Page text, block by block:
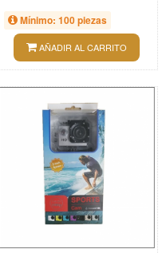
Mínimo: 100 piezas
AÑADIR AL CARRITO